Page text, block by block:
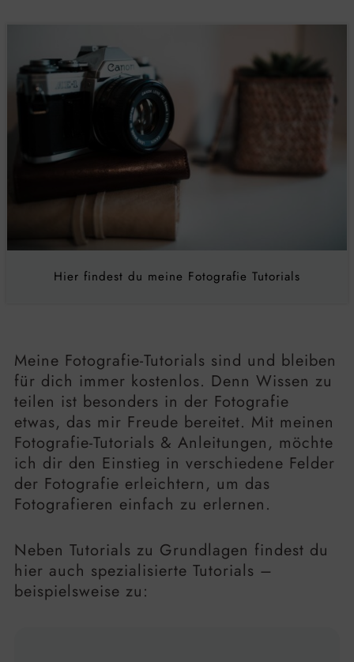
Hier findest du meine Fotografie Tutorials
Meine Fotografie-Tutorials sind und bleiben
für dich immer kostenlos. Denn Wissen zu
teilen ist besonders in der Fotografie
etwas, das mir Freude bereitet. Mit meinen
Fotografie-Tutorials & Anleitungen, möchte
ich dir den Einstieg in verschiedene Felder
der Fotografie erleichtern, um das
Fotografieren einfach zu erlernen.
Neben Tutorials zu Grundlagen findest du
hier auch spezialisierte Tutorials –
beispielsweise zu: